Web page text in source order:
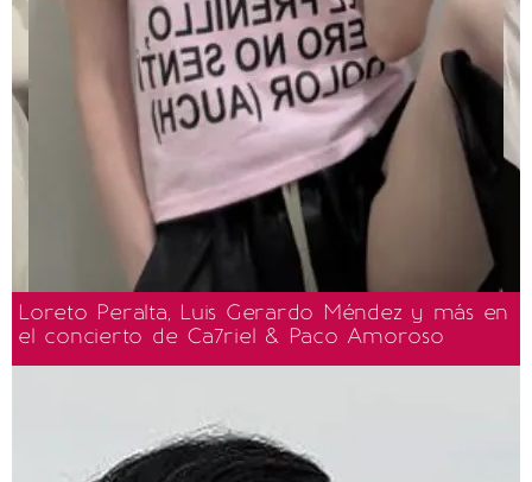
Loreto Peralta, Luis Gerardo Méndez y más en
el concierto de Ca7riel & Paco Amoroso